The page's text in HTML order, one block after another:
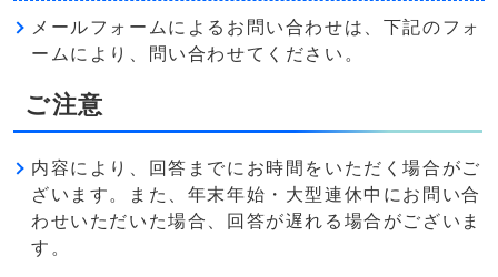
メールフォームによるお問い合わせは、下記のフォ
ームにより、問い合わせてください。
ご注意
内容により、回答までにお時間をいただく場合がご
ざいます。また、年末年始・大型連休中にお問い合
わせいただいた場合、回答が遅れる場合がございま
す。